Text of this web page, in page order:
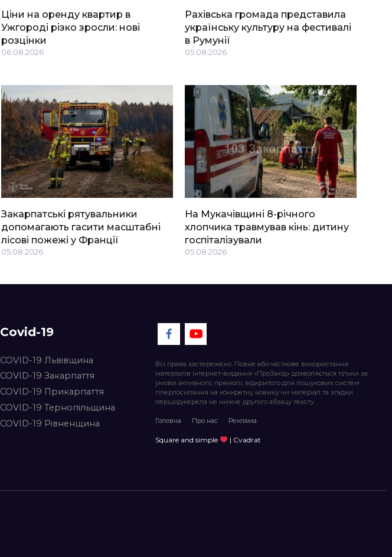
Ціни на оренду квартир в
Ужгороді різко зросли: нові
розцінки
06.08.2026
Рахівська громада представила
українську культуру на фестивалі
в Румунії
05.08.2026
Закарпатські рятувальники
допомагають гасити масштабні
лісові пожежі у Франції
05.08.2026
На Мукачівщині 8-річного
хлопчика травмував кінь: дитину
госпіталізували
05.08.2026
Covid-19
COVID-19 Львівщина
COVID-19 Закарпаття
COVID-19 Прикарпаття
COVID-19 Тернопільщина
COVID-19 Рівненщина
Всі права застережено. Повне або часткове використання
матеріалів інтернет-видання «ПроЗахід» дозволяється тільки за
умови активного, прямого, відкритого для пошукових систем
гіперпосилання на конкретну новину чи матеріал та згадки
першоджерела не нижче другого абзацу тексту.
Головна Про нас Реклама
Square and simple | Cvadrat